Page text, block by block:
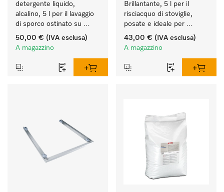
detergente liquido,
alcalino, 5 l per il lavaggio
di sporco ostinato su
stoviglie, posate e
bicchieri.
50,00 € (IVA esclusa)
A magazzino
Brillantante, 5 l per il
risciacquo di stoviglie,
posate e ideale per
bicchieri.
43,00 € (IVA esclusa)
A magazzino